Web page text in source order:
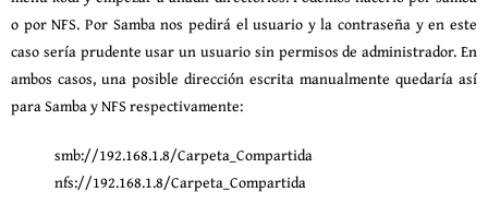
o por NFS. Por Samba nos pedirá el usuario y la contraseña y en este
caso sería prudente usar un usuario sin permisos de administrador. En
ambos casos, una posible dirección escrita manualmente quedaría así
para Samba y NFS respectivamente:
smb://192.168.1.8/Carpeta_Compartida
nfs://192.168.1.8/Carpeta_Compartida